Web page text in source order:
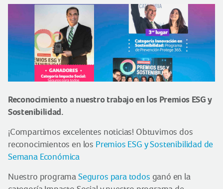
Reconocimiento a nuestro trabajo en los Premios ESG y
Sostenibilidad.
¡Compartimos excelentes noticias! Obtuvimos dos
reconocimientos en los Premios ESG y Sostenibilidad de
Semana Económica
Nuestro programa Seguros para todos ganó en la